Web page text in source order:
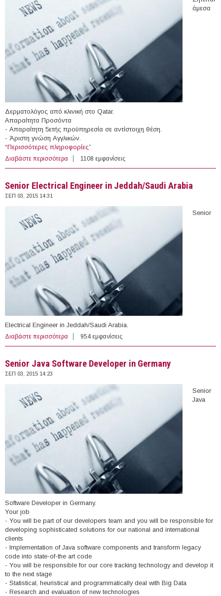
άμεσα
Δερματολόγος από κλινική στο Qatar.
Απαραίτητα Προσόντα
- Απαραίτητη 5ετής προϋπηρεσία σε αντίστοιχη θέση.
- Άριστη γνώση Αγγλικών.
“Περισσότερες πληροφορίες”
Διαβάστε περισσότερα για Δερματολόγος στο Κατάρ
1108 εμφανίσεις
Senior Electrical Engineer in Jeddah/Saudi Arabia
ΣΕΠ 03, 2015 14:31
Senior
Electrical Engineer in Jeddah/Saudi Arabia.
Διαβάστε περισσότερα για Senior Electrical Engineer in Jeddah/Saudi Arabia
954 εμφανίσεις
Senior Java Software Developer in Germany
ΣΕΠ 03, 2015 14:23
Senior
Java
Software Developer in Germany.
Your job
- You will be part of our developers team and you will be responsible for
developing sophisticated solutions for our national and international
clients
- Implementation of Java software components and transform legacy
code into state-of-the art code
- You will be responsible for our core tracking technology and develop it
to the next stage
- Statistical, heuristical and programmatically deal with Big Data
- Research and evaluation of new technologies